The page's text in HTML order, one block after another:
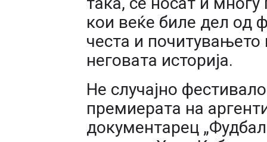
кои веќе биле дел од
честа и
неговата историја.
Не случајно
премиерата на
документарец